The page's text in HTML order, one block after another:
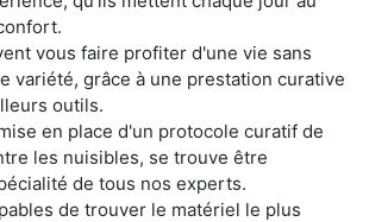
vous faire profiter d'une vie sans
variété, grâce à une prestation curative
outils.
en place d'un protocole curatif de
les nuisibles, se trouve être
de tous nos experts.
de trouver le matériel le plus